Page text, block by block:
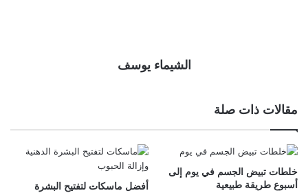
الشيماء يوسف
مقالات ذات صلة
خلطات تبيض الجسم في يوم إلى
أسبوع طريقة طبيعية
أفضل ماسكات لتفتيح البشرة